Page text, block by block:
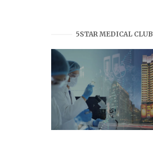
5STAR MEDICAL CLUB